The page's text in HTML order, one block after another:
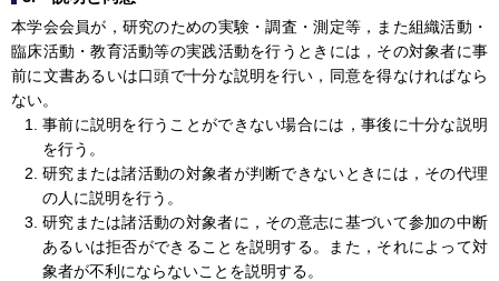
本学会会員が，研究のための実験・調査・測定等，また組織活動・
臨床活動・教育活動等の実践活動を行うときには，その対象者に事
前に文書あるいは口頭で十分な説明を行い，同意を得なければなら
ない。
事前に説明を行うことができない場合には，事後に十分な説明
を行う。
研究または諸活動の対象者が判断できないときには，その代理
の人に説明を行う。
研究または諸活動の対象者に，その意志に基づいて参加の中断
あるいは拒否ができることを説明する。また，それによって対
象者が不利にならないことを説明する。